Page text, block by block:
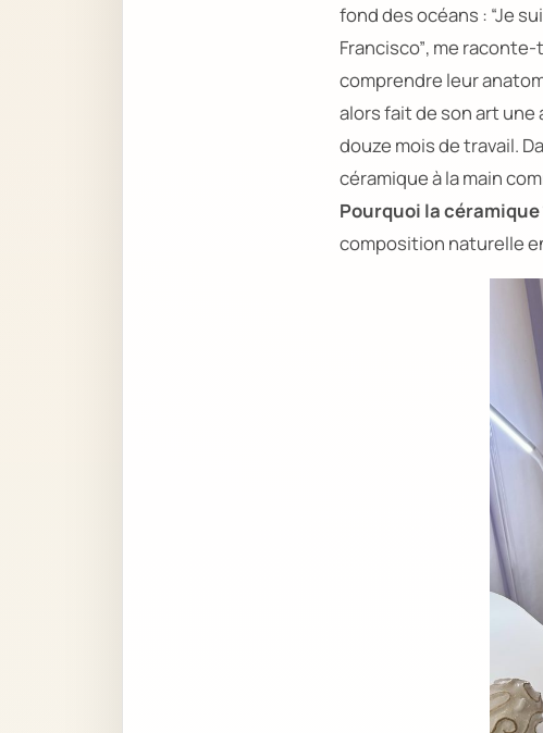
fond des océans : “Je
Francisco”, me
comprendre leur
alors fait de son art
douze mois de travail.
céramique à la main
Pourquoi la céramique
composition naturelle